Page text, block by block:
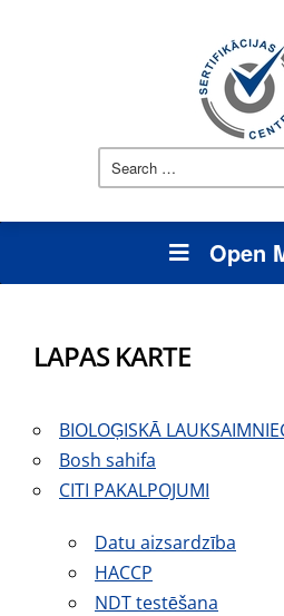
Search
Open
LAPAS KARTE
BIOLOĢISKĀ
Bosh sahifa
CITI PAKALPOJUMI
Datu aizsardzība
HACCP
NDT testēšana